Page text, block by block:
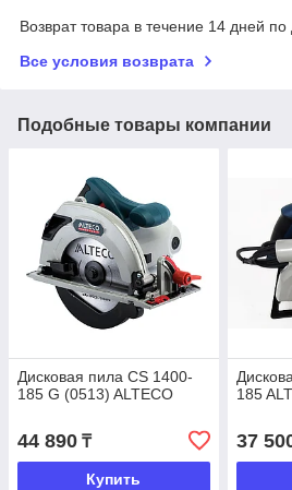
Возврат товара в течение 14 дней по
Все условия возврата
Подобные товары компании
Дисковая пила CS 1400-
185 G (0513) ALTECO
44 890 ₸
Купить
185
37